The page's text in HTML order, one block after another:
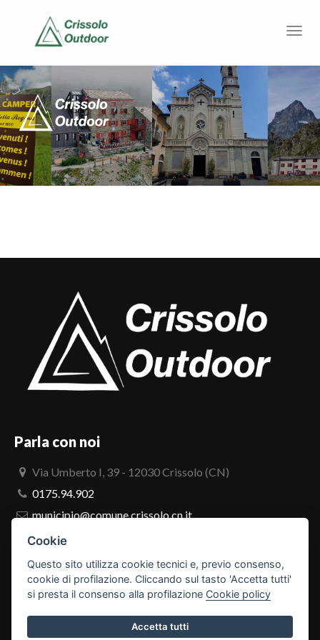
Parla con noi
Via Umberto I, 39 - 12030 Crissolo (CN)
0175.94.902
municipio@comune.crissolo.cn.it
comune.crissolo@pec.it
PRO LOCO
Cookie
Questo sito utilizza cookie tecnici e, previo consenso,
cookie di profilazione. Cliccando sul tasto 'Accetta tutti'
si presta il consenso alla profilazione Cookie policy
Accetta tutti